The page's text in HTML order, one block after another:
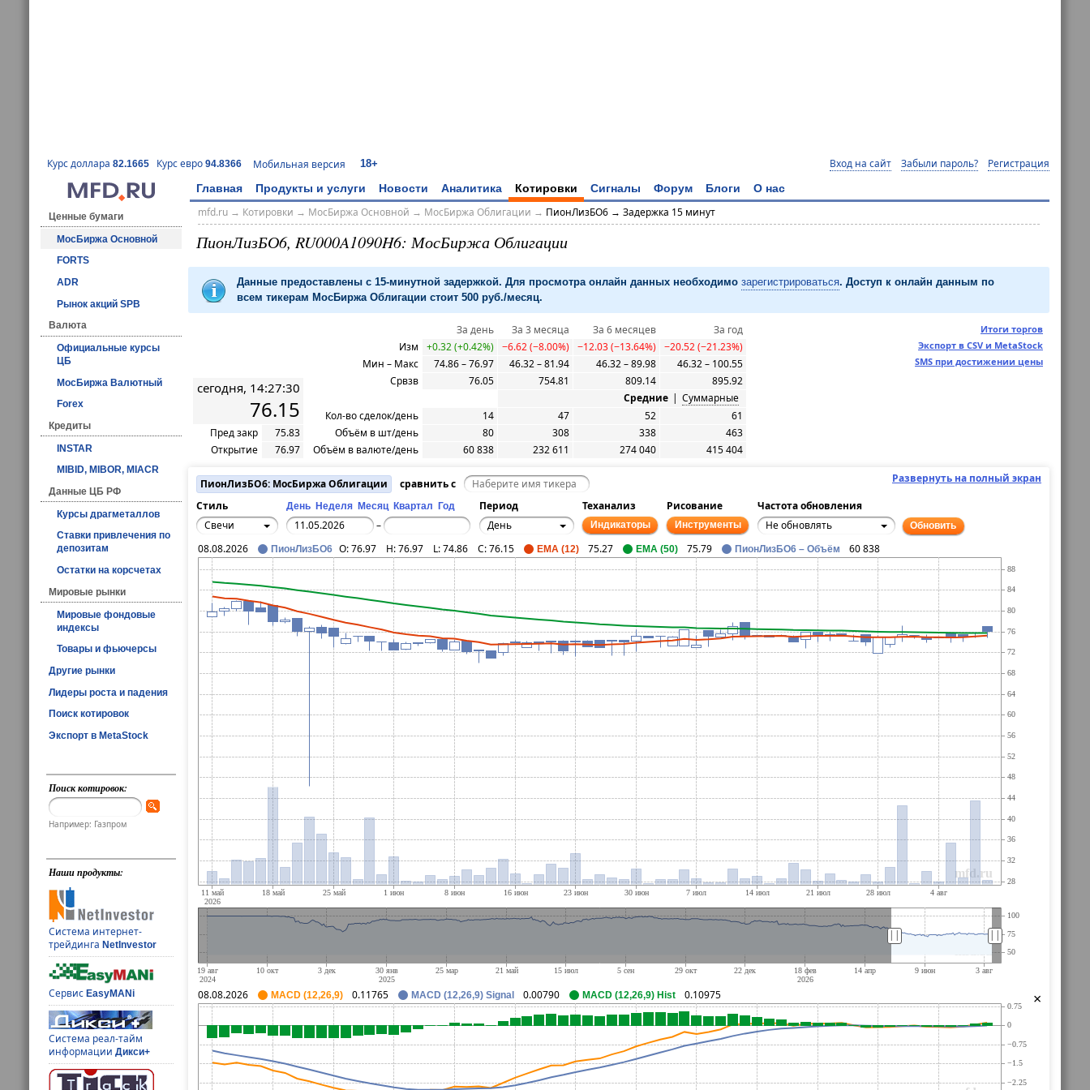
Курс доллара 82.1665 Курс евро 94.8366 Мобильная версия 18+ Вход на сайт Забыли пароль? Регистрация
Главная Продукты и услуги Новости Аналитика Котировки Сигналы Форум Блоги О нас
Ценные бумаги
МосБиржа Основной
FORTS
ADR
Рынок акций SPB
Валюта
Официальные курсы
ЦБ
МосБиржа Валютный
Forex
Кредиты
INSTAR
MIBID, MIBOR, MIACR
Данные ЦБ РФ
Курсы драгметаллов
Ставки привлечения по
депозитам
Остатки на корсчетах
Мировые рынки
Мировые фондовые
индексы
Товары и фьючерсы
Другие рынки
Лидеры роста и падения
Поиск котировок
Экспорт в MetaStock
Поиск котировок:
Например: Газпром
Наши продукты:
Система интернет-
трейдингаNetInvestor
СервисEasyMANi
Система реал-тайм
информацииДикси+
mfd.ru→ Котировки → МосБиржа Основной → МосБиржа Облигации → ПионЛизБО6 → Задержка 15 минут
ПионЛизБО6, RU000A1090H6: МосБиржа Облигации
Данные предоставлены с 15-минутной задержкой. Для просмотра онлайн данных необходимо зарегистрироваться. Доступ к онлайн данным по
всем тикерам МосБиржа Облигации стоит 500 руб./месяц.
Итоги торгов
Экспорт в CSV и MetaStock
SMS при достижении цены
сегодня, 14:27:30
76.15
Пред закр
75.83
Открытие
76.97
За день За 3 месяца За 6 месяцев
За год
Изм
+0.32 (+0.42%) −6.62 (−8.00%) −12.03 (−13.64%)
−20.52 (−21.23%)
Мин – Макс
74.86 – 76.97 46.32 – 81.94 46.32 – 89.98
46.32 – 100.55
Срвзв
76.05 754.81 809.14
895.92
Средние | Суммарные
Кол-во сделок/день
14 47 52
61
Объём в шт/день
80 308 338
463
Объём в валюте/день
60 838 232 611 274 040 415 404
Развернуть на полный экран
ПионЛизБО6: МосБиржа Облигации
сравнить с
Стиль
День Неделя Месяц Квартал Год Период Теханализ Рисование
Частота обновления
Свечи
– День Индикаторы Инструменты Не обновлять Обновить
|| ||
×
08.08.2026 ПионЛизБО6 O:76.97 H:76.97 L:74.86 C:76.15 EMA (12) 75.27 EMA (50) 75.79 ПионЛизБО6 – Объём 60 838
08.08.2026 MACD (12,26,9) 0.11765 MACD (12,26,9) Signal 0.00790 MACD (12,26,9) Hist 0.10975